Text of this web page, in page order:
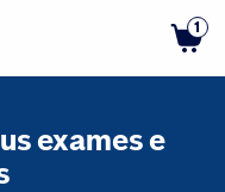
1
exames e